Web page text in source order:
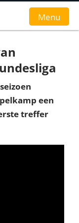
Menu
een
treffer